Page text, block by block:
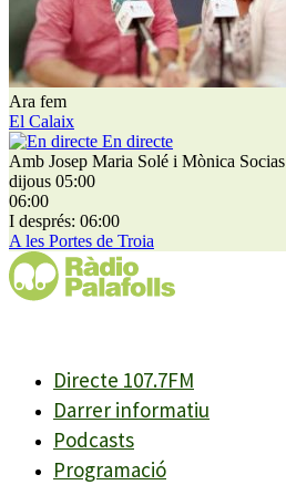
Ara fem
El Calaix
En directe
Amb Josep Maria Solé i Mònica Socias
dijous 05:00
06:00
I després: 06:00
A les Portes de Troia
Directe 107.7FM
Darrer informatiu
Podcasts
Programació